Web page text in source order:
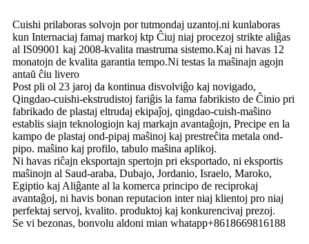
Cuishi prilaboras solvojn por tutmondaj uzantoj.ni kunlaboras
kun Internaciaj famaj markoj ktp Ĉiuj niaj procezoj strikte aliĝas
al IS09001 kaj 2008-kvalita mastruma sistemo.Kaj ni havas 12
monatojn de kvalita garantia tempo.Ni testas la maŝinajn agojn
antaŭ ĉiu livero
Post pli ol 23 jaroj da kontinua disvolviĝo kaj novigado,
Qingdao-cuishi-ekstrudistoj fariĝis la fama fabrikisto de Ĉinio pri
fabrikado de plastaj eltrudaj ekipaĵoj, qingdao-cuish-maŝino
establis siajn teknologiojn kaj markajn avantaĝojn, Precipe en la
kampo de plastaj ond-pipaj maŝinoj kaj prestreĉita metala ond-
pipo. maŝino kaj profilo, tabulo maŝina aplikoj.
Ni havas riĉajn eksportajn spertojn pri eksportado, ni eksportis
maŝinojn al Saud-araba, Dubajo, Jordanio, Israelo, Maroko,
Egiptio kaj Aliĝante al la komerca principo de reciprokaj
avantaĝoj, ni havis bonan reputacion inter niaj klientoj pro niaj
perfektaj servoj, kvalito. produktoj kaj konkurencivaj prezoj.
Se vi bezonas, bonvolu aldoni mian whatapp+8618669816188